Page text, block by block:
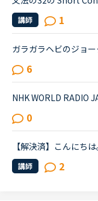
講師 1
6
0
講師 2